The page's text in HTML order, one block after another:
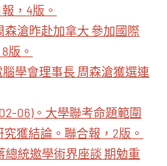
，4版。
森滄昨赴加拿大 參加國際
版。
腦學會理事長 周森滄獲選連
06)。大學聯考命題範圍
獲結論。聯合報，2版。
總統邀學術界座談 期勉重